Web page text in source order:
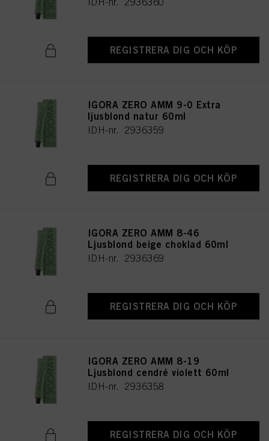
REGISTRERA DIG OCH KÖP
IGORA ZERO AMM 9-0 Extra
ljusblond natur 60ml
IDH-nr. 2936359
REGISTRERA DIG OCH KÖP
IGORA ZERO AMM 8-46
Ljusblond beige choklad 60ml
IDH-nr. 2936369
REGISTRERA DIG OCH KÖP
IGORA ZERO AMM 8-19
Ljusblond cendré violett 60ml
IDH-nr. 2936358
REGISTRERA DIG OCH KÖP